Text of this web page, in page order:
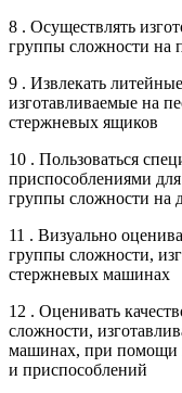
8 . Осуществлять
группы сложности на
9 . Извлекать
изготавливаемые на
стержневых ящиков
10 . Пользоваться
приспособлениями
группы сложности на
11 . Визуально
группы сложности,
стержневых машинах
12 . Оценивать
сложности,
машинах, при помощи
и приспособлений